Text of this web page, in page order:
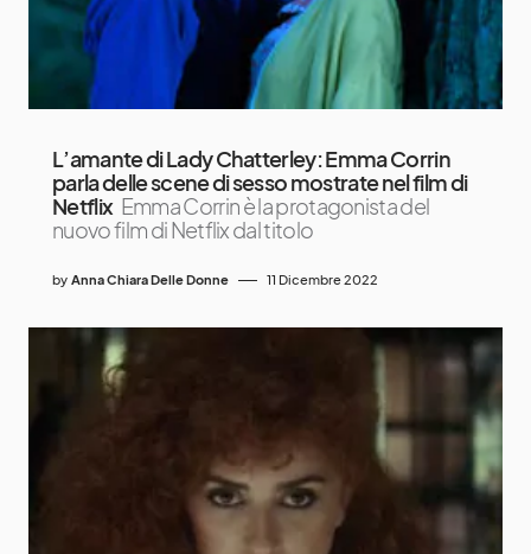
L’amante di Lady Chatterley: Emma Corrin
parla delle scene di sesso mostrate nel film di
Netflix Emma Corrin è la protagonista del
nuovo film di Netflix dal titolo
by Anna Chiara Delle Donne 11 Dicembre 2022